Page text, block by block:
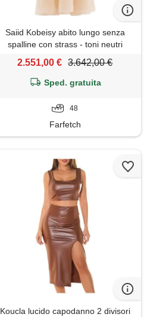
Saiid Kobeisy abito lungo senza
spalline con strass - toni neutri
2.551,00 € 3.642,00 €
Sped. gratuita
48
Farfetch
Koucla lucido capodanno 2 divisori